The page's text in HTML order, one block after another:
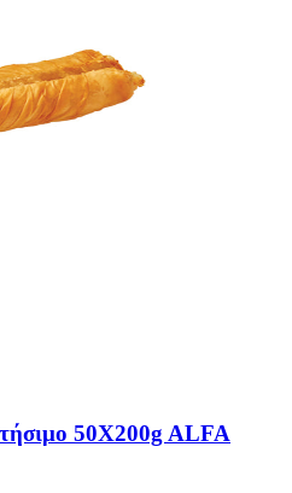
50X200g ALFA